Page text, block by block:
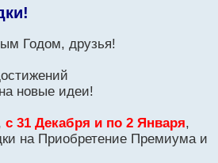
Годом, друзья!
новые идеи!
с 31 Декабря и по 2 Января,
на Приобретение Премиума и